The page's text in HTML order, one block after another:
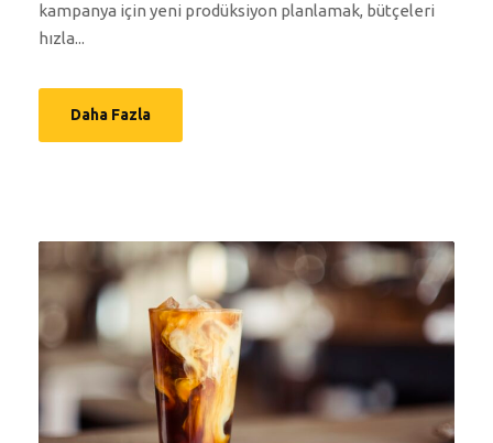
kampanya için yeni prodüksiyon planlamak, bütçeleri
hızla...
Daha Fazla